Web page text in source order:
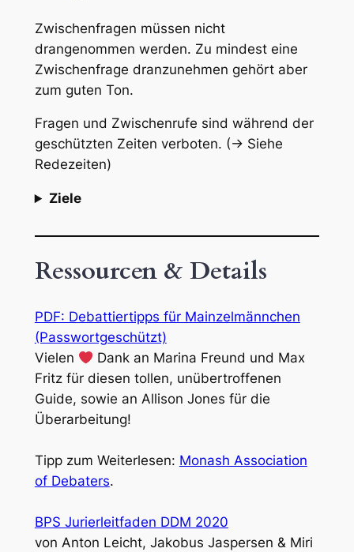
Zwischenfragen müssen nicht
drangenommen werden. Zu mindest eine
Zwischenfrage dranzunehmen gehört aber
zum guten Ton.
Fragen und Zwischenrufe sind während der
geschützten Zeiten verboten. (→ Siehe
Redezeiten)
Ziele
Ressourcen & Details
PDF: Debattiertipps für Mainzelmännchen
(Passwortgeschützt)
Vielen
Dank an Marina Freund und Max
Fritz für diesen tollen, unübertroffenen
Guide, sowie an Allison Jones für die
Überarbeitung!
Tipp zum Weiterlesen: Monash Association
of Debaters.
BPS Jurierleitfaden DDM 2020
von Anton Leicht, Jakobus Jaspersen & Miri